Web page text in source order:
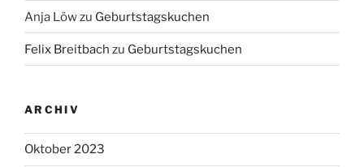
Anja Löwzu Geburtstagskuchen
Felix Breitbach zu Geburtstagskuchen
ARCHIV
Oktober 2023